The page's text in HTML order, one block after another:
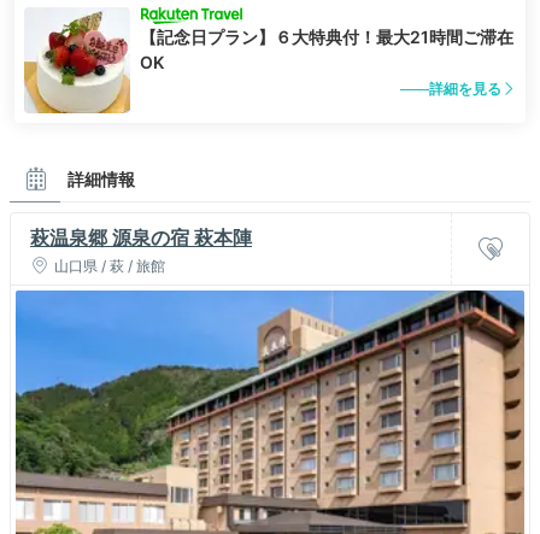
【記念日プラン】６大特典付！最大21時間ご滞在
OK
詳細を見る
詳細情報
萩温泉郷 源泉の宿 萩本陣
山口県 / 萩 / 旅館